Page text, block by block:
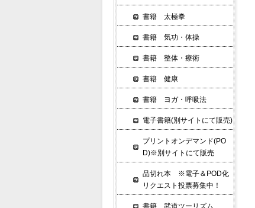
書籍 太極拳
書籍 気功・体操
書籍 整体・療術
書籍 健康
書籍 ヨガ・呼吸法
電子書籍(別サイトにて販売)
プリントオンデマンド(PO
D)※別サイトにて販売
品切れ本 ※電子＆POD化
リクエスト投票募集中！
書籍 武道ツーリズム